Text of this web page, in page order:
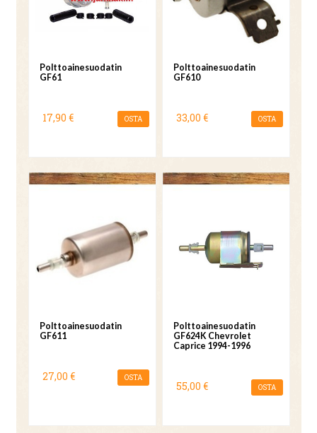
Polttoainesuodatin
GF61
17,90 € OSTA
Polttoainesuodatin
GF610
33,00 € OSTA
Polttoainesuodatin
GF611
27,00 € OSTA
Polttoainesuodatin
GF624K Chevrolet
Caprice 1994-1996
55,00 € OSTA